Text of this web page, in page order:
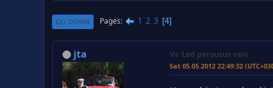
GO DOWN Pages 1 2 3 4
jta Vs: Led peruutus valo
Sat 05.05.2012 22:49:32